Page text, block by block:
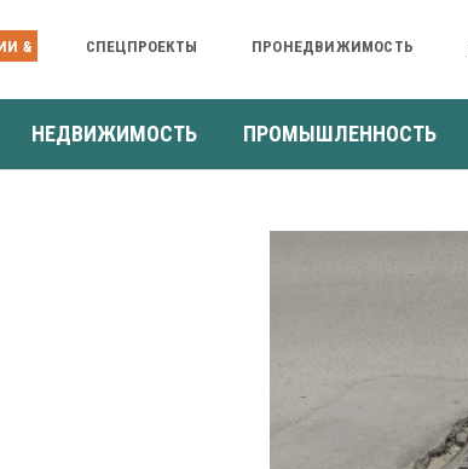
& СПЕЦПРОЕКТЫ ПРОНЕДВИЖИМОСТЬ
НЕДВИЖИМОСТЬ ПРОМЫШЛЕННОСТЬ